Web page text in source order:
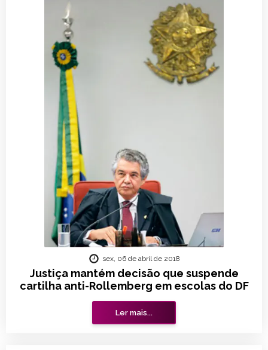
Justiça mantém decisão que suspende
cartilha anti-Rollemberg em escolas do DF
sex, 06 de abril de 2018
Ler mais...